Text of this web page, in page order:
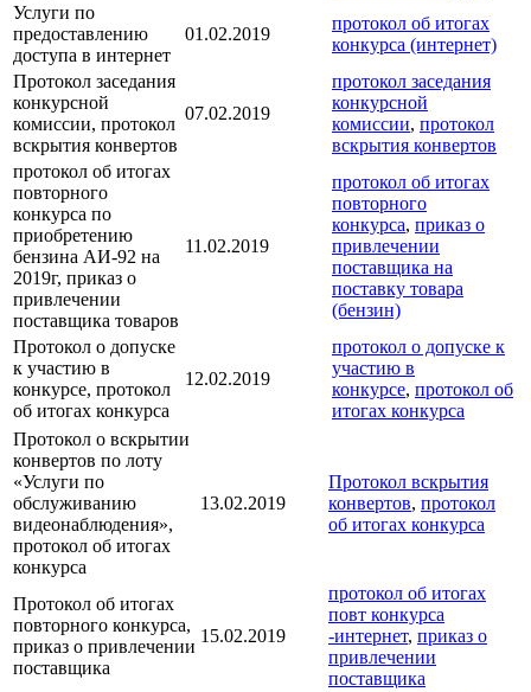
Услуги по
предоставлению
доступа в интернет
01.02.2019
протокол об итогах
конкурса (интернет)
Протокол заседания
конкурсной
комиссии, протокол
вскрытия конвертов
07.02.2019
протокол заседания
конкурсной
комиссии, протокол
вскрытия конвертов
протокол об итогах
повторного
конкурса по
приобретению
бензина АИ-92 на
2019г, приказ о
привлечении
поставщика товаров
11.02.2019
протокол об итогах
повторного
конкурса, приказ о
привлечении
поставщика на
поставку товара
(бензин)
Протокол о допуске
к участию в
конкурсе, протокол
об итогах конкурса
12.02.2019
протокол о допуске к
участию в
конкурсе, протокол об
итогах конкурса
Протокол о вскрытии
конвертов по лоту
«Услуги по
обслуживанию
видеонаблюдения»,
протокол об итогах
конкурса
13.02.2019
Протокол вскрытия
конвертов, протокол
об итогах конкурса
Протокол об итогах
повторного конкурса,
приказ о привлечении
поставщика
15.02.2019
протокол об итогах
повт конкурса
-интернет, приказ о
привлечении
поставщика